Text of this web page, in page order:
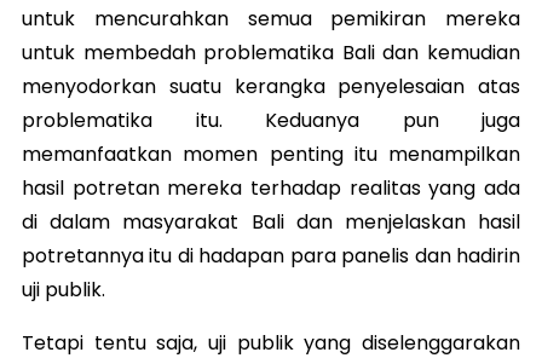
untuk mencurahkan semua pemikiran mereka
untuk membedah problematika Bali dan kemudian
menyodorkan suatu kerangka penyelesaian atas
problematika itu. Keduanya pun juga
memanfaatkan momen penting itu menampilkan
hasil potretan mereka terhadap realitas yang ada
di dalam masyarakat Bali dan menjelaskan hasil
potretannya itu di hadapan para panelis dan hadirin
uji publik.
Tetapi tentu saja, uji publik yang diselenggarakan